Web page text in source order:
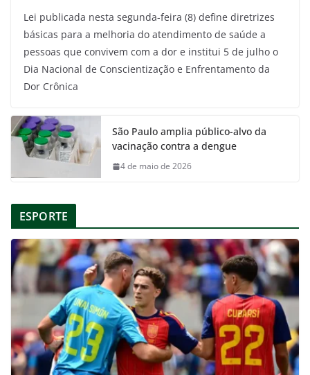
Lei publicada nesta segunda-feira (8) define diretrizes
básicas para a melhoria do atendimento de saúde a
pessoas que convivem com a dor e institui 5 de julho o
Dia Nacional de Conscientização e Enfrentamento da
Dor Crônica
São Paulo amplia público-alvo da
vacinação contra a dengue
4 de maio de 2026
ESPORTE